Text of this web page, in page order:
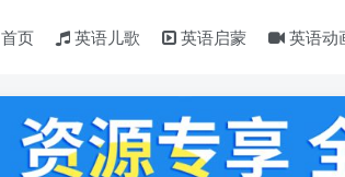
首页 英语儿歌 英语启蒙 英语动